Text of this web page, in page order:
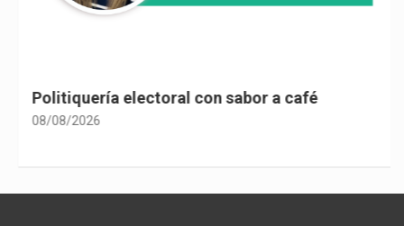
Politiquería electoral con sabor a café
08/08/2026